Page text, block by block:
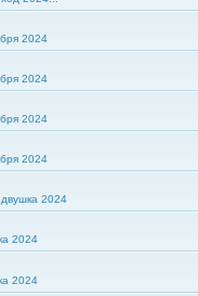
2024
2024
2024
2024
2024
2024
2024